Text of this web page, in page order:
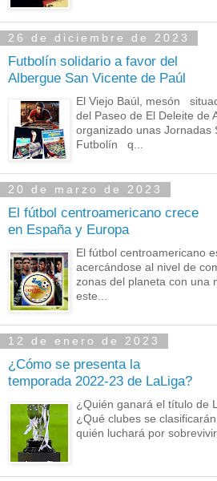
26 de diciembre de 2023
Futbolín solidario a favor del
Albergue San Vicente de Paúl
El Viejo Baúl, mesón
del Paseo de El Deleite de
organizado unas Jornadas
Futbolín q...
20 de marzo de 2023
El fútbol centroamericano crece
en España y Europa
El fútbol centroamericano
acercándose al nivel de
zonas del planeta con una
este...
12 de enero de 2023
¿Cómo se presenta la
temporada 2022-23 de LaLiga?
¿Quién ganará el título de
¿Qué clubes se
quién luchará por